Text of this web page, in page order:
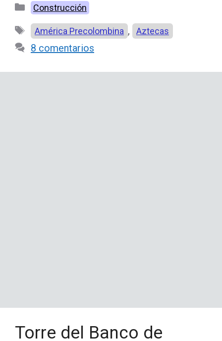
Categorías
Construcción
Etiquetas
América Precolombina , Aztecas
8 comentarios
Torre del Banco de